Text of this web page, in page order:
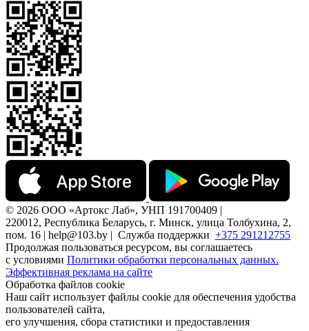
© 2026 ООО «Артокс Лаб», УНП 191700409 |
220012, Республика Беларусь, г. Минск, улица Толбухина, 2,
пом. 16 | help@103.by | Служба поддержки +375 291212755
Продолжая пользоваться ресурсом, вы соглашаетесь
с условиями Политики обработки персональных данных.
Эффективная реклама на сайте
Обработка файлов cookie
Наш сайт использует файлы cookie для обеспечения удобства
пользователей сайта,
его улучшения, сбора статистики и предоставления